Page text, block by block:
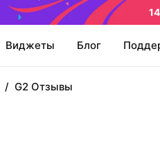
Виджеты Блог
/ G2 Отзывы